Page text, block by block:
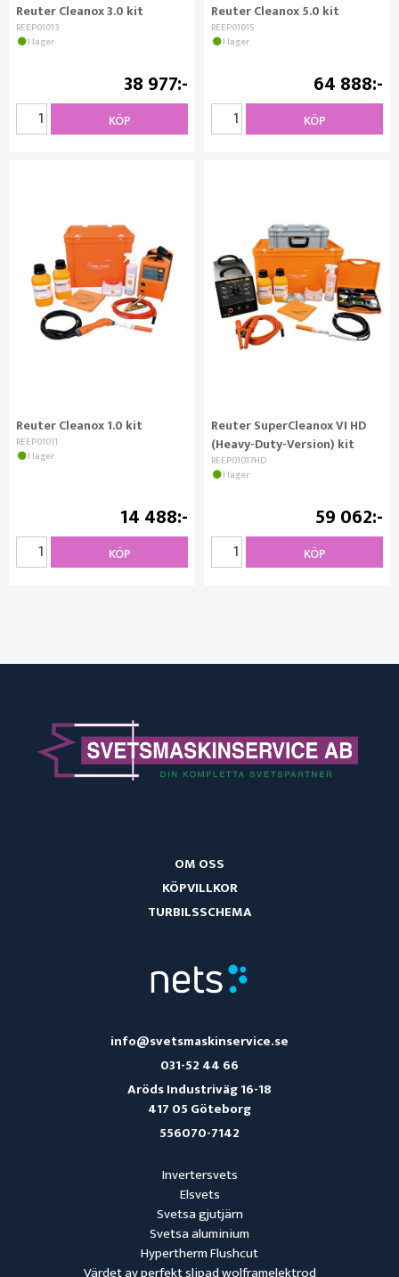
Reuter Cleanox 3.0 kit
REEP01013
I lager
38 977
KÖP
Reuter Cleanox 5.0 kit
REEP01015
I lager
64 888
KÖP
Reuter Cleanox 1.0 kit
REEP01011
I lager
14 488
KÖP
Reuter SuperCleanox VI HD
(Heavy-Duty-Version) kit
REEP01017HD
I lager
59 062
KÖP
Invertersvets
Elsvets
Svetsa gjutjärn
Svetsa aluminium
Hypertherm Flushcut
Värdet av perfekt slipad wolframelektrod
info@svetsmaskinservice.se
031-52 44 66
Aröds Industriväg 16-18
417 05 Göteborg
556070-7142
OM OSS
KÖPVILLKOR
TURBILSSCHEMA